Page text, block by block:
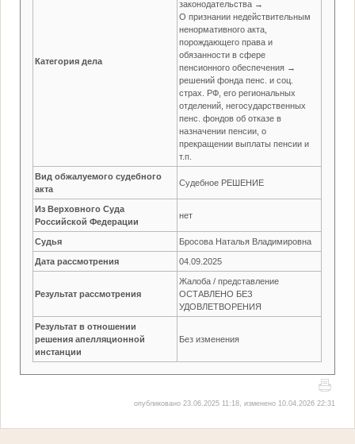
Категория дела
законодательства →
О признании недействительным
ненормативного акта,
порождающего права и
обязанности в сфере
пенсионного обеспечения →
решений фонда пенс. и соц.
страх. РФ, его региональных
отделений, негосударственных
пенс. фондов об отказе в
назначении пенсии, о
прекращении выплаты пенсии и
т.п.
Вид обжалуемого судебного
акта
Судебное РЕШЕНИЕ
Из Верховного Суда
Российской Федерации
нет
Судья Бросова Наталья Владимировна
Дата рассмотрения 04.09.2025
Результат рассмотрения
Жалоба / представление
ОСТАВЛЕНО БЕЗ
УДОВЛЕТВОРЕНИЯ
Результат в отношении
решения апелляционной
инстанции
Без изменения
опубликовано 23.06.2025 11:18, изменено 10.04.2026 22:31